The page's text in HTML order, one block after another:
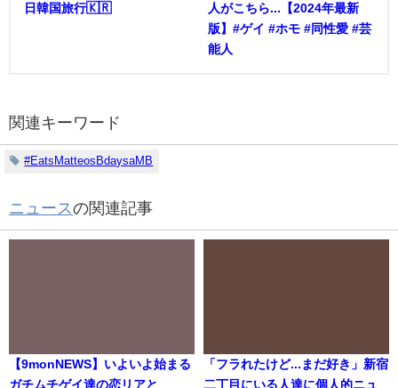
日韓国旅行🇰🇷
人がこちら...【2024年最新
版】#ゲイ #ホモ #同性愛 #芸
能人
関連キーワード
#EatsMatteosBdaysaMB
ニュースの関連記事
【9monNEWS】いよいよ始まる
ガチムチゲイ達の恋リアと
「フラれたけど...まだ好き」新宿
二丁目にいる人達に個人的ニュ